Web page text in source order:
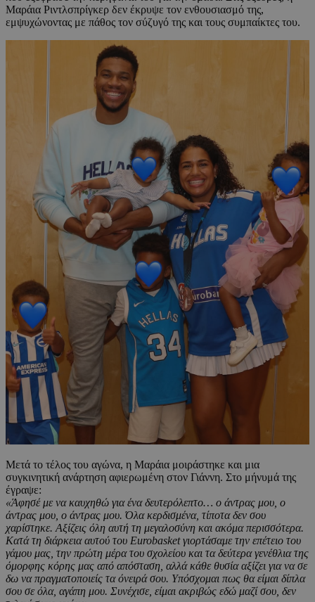
Μαράια Ριντλσπρίγκερ δεν έκρυψε τον ενθουσιασμό της,
εμψυχώνοντας με πάθος τον σύζυγό της και τους συμπαίκτες του.
Μετά το τέλος του αγώνα, η Μαράια μοιράστηκε και μια
συγκινητική ανάρτηση αφιερωμένη στον Γιάννη. Στο μήνυμά της
έγραψε:
«Άφησέ με να καυχηθώ για ένα δευτερόλεπτο… ο άντρας μου, ο
άντρας μου, ο άντρας μου. Όλα κερδισμένα, τίποτα δεν σου
χαρίστηκε. Αξίζεις όλη αυτή τη μεγαλοσύνη και ακόμα περισσότερα.
Κατά τη διάρκεια αυτού του Eurobasket γιορτάσαμε την επέτειο του
γάμου μας, την πρώτη μέρα του σχολείου και τα δεύτερα γενέθλια της
όμορφης κόρης μας από απόσταση, αλλά κάθε θυσία αξίζει για να σε
δω να πραγματοποιείς τα όνειρά σου. Υπόσχομαι πως θα είμαι δίπλα
σου σε όλα, αγάπη μου. Συνέχισε, είμαι ακριβώς εδώ μαζί σου, δεν